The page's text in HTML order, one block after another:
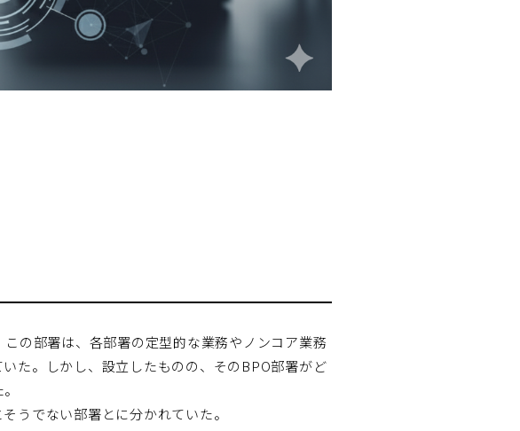
の部署は、各部署の定型的な業務やノンコア業務
た。しかし、設立したものの、そのBPO部署がど
うでない部署とに分かれていた。